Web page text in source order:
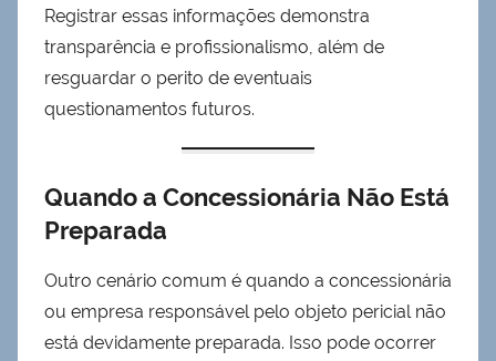
Registrar essas informações demonstra
transparência e profissionalismo, além de
resguardar o perito de eventuais
questionamentos futuros.
Quando a Concessionária Não Está
Preparada
Outro cenário comum é quando a concessionária
ou empresa responsável pelo objeto pericial não
está devidamente preparada. Isso pode ocorrer